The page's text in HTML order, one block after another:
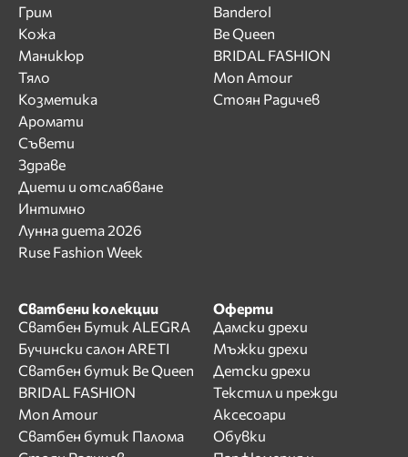
Грим
Кожа
Маникюр
Тяло
Козметика
Аромати
Съвети
Здраве
Диети и отслабване
Интимно
Лунна диета 2026
Ruse Fashion Week
Banderol
Be Queen
BRIDAL FASHION
Mon Amour
Стоян Радичев
Сватбени колекции
Сватбен Бутик ALEGRA
Бучински салон ARETI
Сватбен бутик Be Queen
BRIDAL FASHION
Mon Amour
Сватбен бутик Палома
Оферти
Дамски дрехи
Мъжки дрехи
Детски дрехи
Текстил и прежди
Аксесоари
Обувки